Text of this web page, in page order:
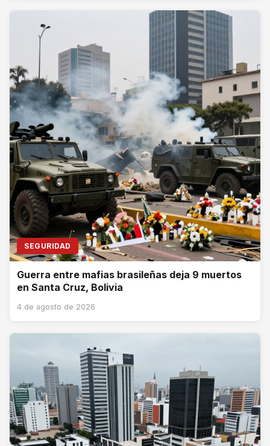
SEGURIDAD
Guerra entre mafias brasileñas deja 9 muertos
en Santa Cruz, Bolivia
4 de agosto de 2026